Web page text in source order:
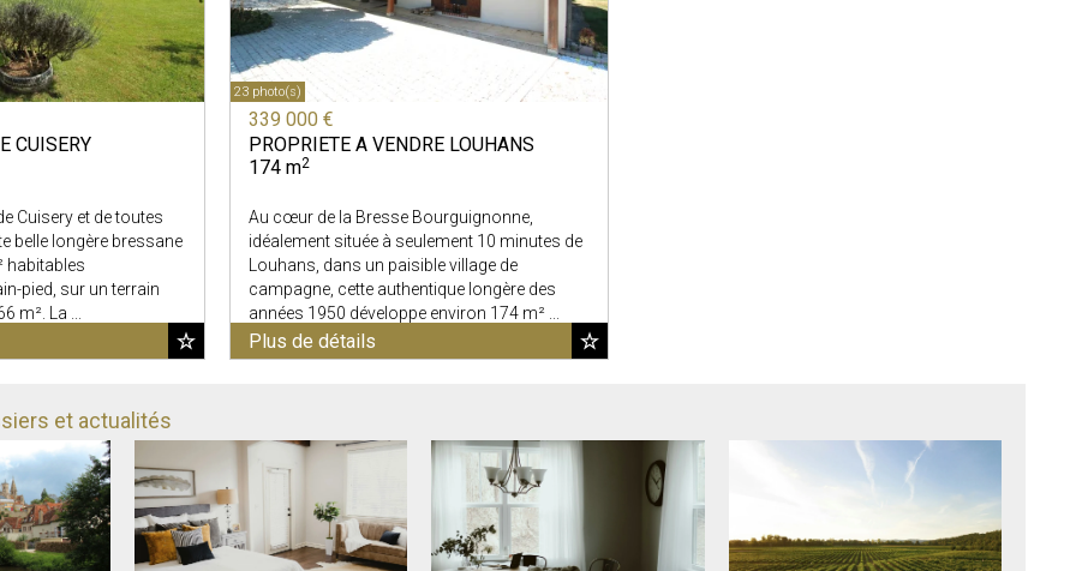
CUISERY
Cuisery et de toutes
belle longère bressane
habitables
pied, sur un terrain
m². La ...
23 photo(s)
339 000 €
PROPRIETE A VENDRE LOUHANS
174 m2
Au cœur de la Bresse Bourguignonne,
idéalement située à seulement 10 minutes de
Louhans, dans un paisible village de
campagne, cette authentique longère des
années 1950 développe environ 174 m² ...
Plus de détails
et actualités